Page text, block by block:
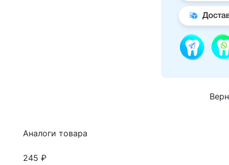
Аналоги товара
245 ₽